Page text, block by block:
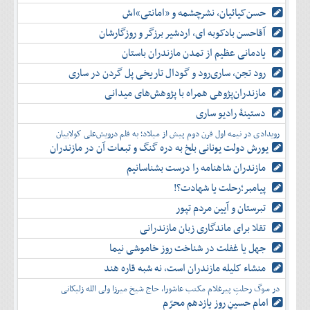
حسن‌کیائیان، نشرچشمه و «امانتی»اش
آقاحسن بادکوبه ای، اردشیر برزگر و روزگارشان
یادمانی عظیم از تمدن مازندران باستان
رود تجن، ساری‌رود و گودال تاریخی پل گردن در ساری
مازندران‌پژوهی همراه با پژوهش‌های میدانی
دستینۀ رادیو ساری
رویدادی در نیمه اول قرن دوم پیش از میلاد؛ به قلم درویش‌علی کولاییان
یورش دولت یونانی بلخ به دره گنگ و تبعات آن در مازندران
مازندران شاهنامه را درست بشناسانیم
پیامبر؛رحلت یا شهادت؟!
تبرستان و آیین مردم تپور
تقلا برای ماندگاری زبان مازندرانی
جهل یا غفلت در شناخت روز خاموشی نیما
منشاء کلیله مازندران است، نه شبه قاره هند
در سوگ رحلتِ پیرغلام مکتب عاشورا، حاج شیخ میرزا ولی الله زلیکانی
امام حسینِ روز یازدهم محرّم